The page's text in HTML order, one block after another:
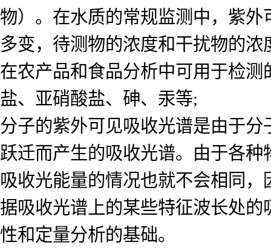
物）。在水质的常规监测中，紫
多变，待测物的浓度和干扰物的
在农产品和食品分析中可用于检
盐、亚硝酸盐、砷、汞等;
分子的紫外可见吸收光谱是由于
跃迁而产生的吸收光谱。由于各
吸收光能量的情况也就不会相同
据吸收光谱上的某些特征波长处
性和定量分析的基础。